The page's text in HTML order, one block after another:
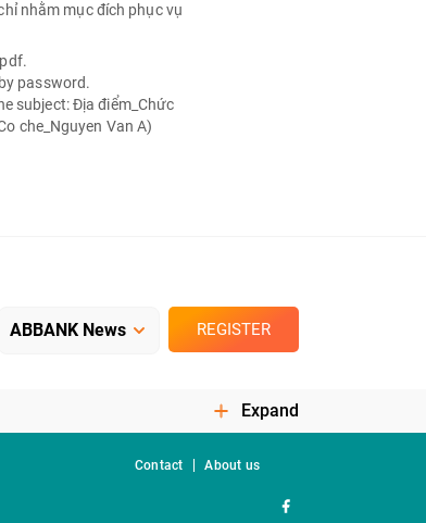
nhằm mục đích phục vụ
password.
subject: Địa điểm_Chức
che_Nguyen Van A)
REGISTER
Expand
Contact About us